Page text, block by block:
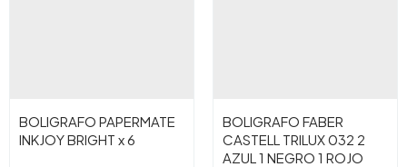
BOLIGRAFO PAPERMATE
INKJOY BRIGHT x 6
BOLIGRAFO FABER
CASTELL TRILUX 032 2
AZUL 1 NEGRO 1 ROJO